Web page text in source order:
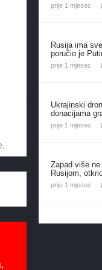
prije 1 mjesec
Rusija ima
poručio je
prije 1 mjesec
Ukrajinski
donacijama
prije 1 mjesec
Zapad više
Rusijom,
prije 1 mjesec